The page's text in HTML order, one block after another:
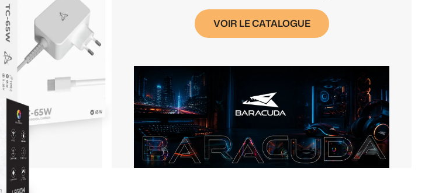
VOIR LE CATALOGUE